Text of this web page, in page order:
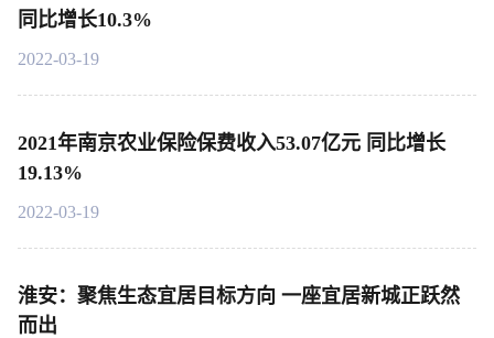
同比增长10.3%
2022-03-19
2021年南京农业保险保费收入53.07亿元 同比增长
19.13%
2022-03-19
淮安：聚焦生态宜居目标方向 一座宜居新城正跃然
而出